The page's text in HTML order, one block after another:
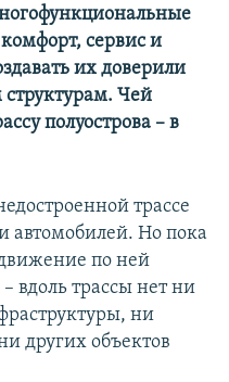
сервис и
их доверили
Чей
полуострова – в
трассе
автомобилей. Но пока
по ней
вдоль трассы нет ни
ни
других объектов